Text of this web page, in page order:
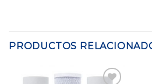
PRODUCTOS